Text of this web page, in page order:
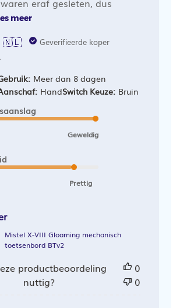
eraf gesleten, dus
meer
🇳🇱 Geverifieerde koper
Meer dan 8 dagen
HandSwitch Keuze: Bruin
Geweldig
Prettig
Mistel X-VIII Gloaming mechanisch
toetsenbord BTv2
productbeoordeling
nuttig?
0
0